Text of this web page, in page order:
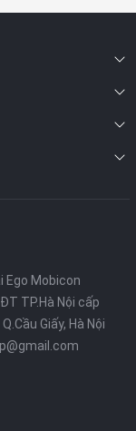
Ego Mobicon
TP.Hà Nội cấp
Giấy, Hà Nội